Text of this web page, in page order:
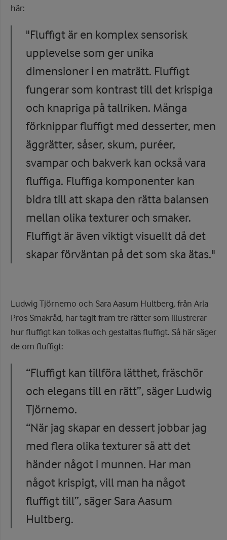
här:
"Fluffigt är en komplex sensorisk
upplevelse som ger unika
dimensioner i en maträtt. Fluffigt
fungerar som kontrast till det krispiga
och knapriga på tallriken. Många
förknippar fluffigt med desserter, men
äggrätter, såser, skum, puréer,
svampar och bakverk kan också vara
fluffiga. Fluffiga komponenter kan
bidra till att skapa den rätta balansen
mellan olika texturer och smaker.
Fluffigt är även viktigt visuellt då det
skapar förväntan på det som ska ätas."
Ludwig Tjörnemo och Sara Aasum Hultberg, från Arla
Pros Smakråd, har tagit fram tre rätter som illustrerar
hur fluffigt kan tolkas och gestaltas fluffigt. Så här säger
de om fluffigt:
“Fluffigt kan tillföra lätthet, fräschör
och elegans till en rätt”, säger Ludwig
Tjörnemo.
“När jag skapar en dessert jobbar jag
med flera olika texturer så att det
händer något i munnen. Har man
något krispigt, vill man ha något
fluffigt till”, säger Sara Aasum
Hultberg.